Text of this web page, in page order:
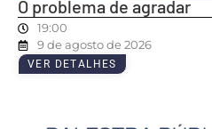
O problema de agradar
19:00
9 de agosto de 2026
VER DETALHES